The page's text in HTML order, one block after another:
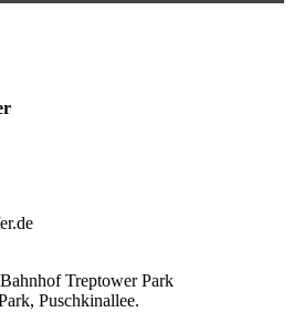
Treptower Park
Puschkinallee.